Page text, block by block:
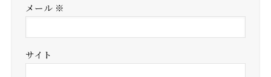
メール ※
サイト